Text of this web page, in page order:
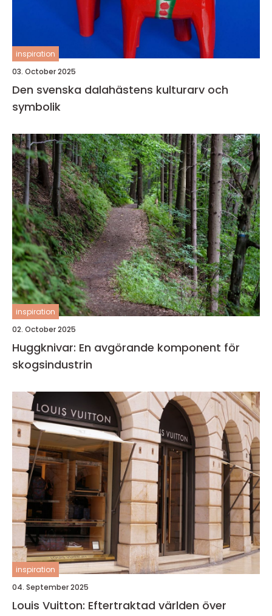
inspiration
03. October 2025
Den svenska dalahästens kulturarv och
symbolik
inspiration
02. October 2025
Huggknivar: En avgörande komponent för
skogsindustrin
inspiration
04. September 2025
Louis Vuitton: Eftertraktad världen över